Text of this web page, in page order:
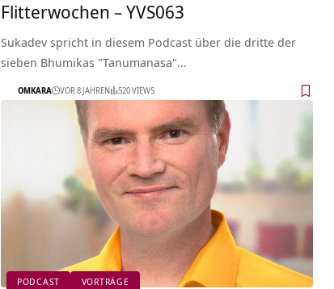
Flitterwochen – YVS063
Sukadev spricht in diesem Podcast über die dritte der
sieben Bhumikas "Tanumanasa"…
OMKARA VOR 8 JAHREN 520 VIEWS
PODCAST VORTRÄGE